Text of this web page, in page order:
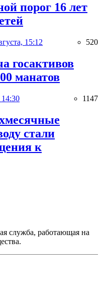
порог 16 лет
15:12 520
госактивов
манатов
14:30 1147
стали
к
служба, работающая на